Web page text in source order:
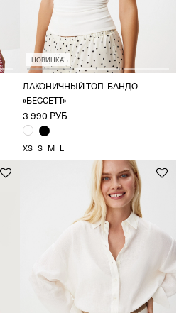
НОВИНКА
ЛАКОНИЧНЫЙ ТОП-БАНДО
«БЕССЕТТ»
3 990 РУБ
XS S M L